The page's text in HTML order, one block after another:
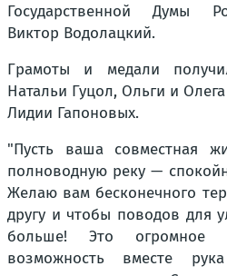
Государственной Думы
Виктор Водолацкий.
Грамоты и медали
Натальи Гуцол, Ольги и
Лидии Гапоновых.
"Пусть ваша совместная
полноводную реку —
Желаю вам бесконечного
другу и чтобы поводов для
больше! Это огромное
возможность вместе